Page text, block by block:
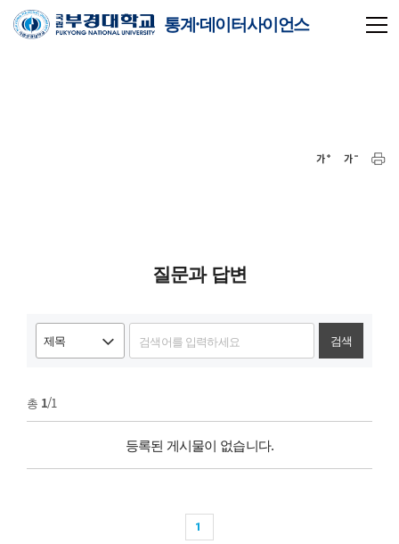
통계·데이터사이언스
질문과 답변
검색
총 1/1
등록된 게시물이 없습니다.
1